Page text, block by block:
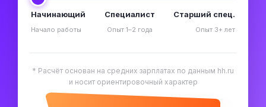
Начинающий
Начало работы
Специалист
Опыт 1–2 года
Старший спец.
Опыт 3+ лет
* Расчёт основан на средних зарплатах по данным hh.ru
и носит ориентировочный характер